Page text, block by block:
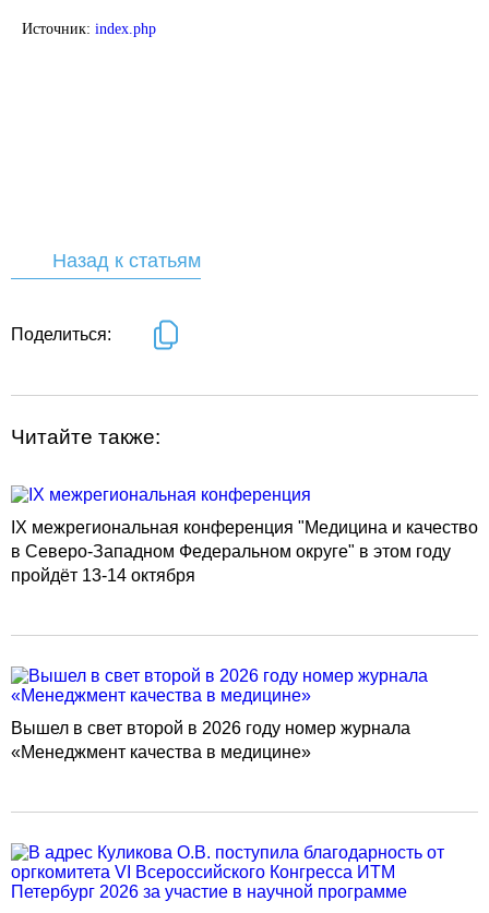
Источник: index.php
Назад к статьям
Поделиться:
Читайте также:
IX межрегиональная конференция "Медицина и качество
в Северо-Западном Федеральном округе" в этом году
пройдёт 13-14 октября
Вышел в свет второй в 2026 году номер журнала
«Менеджмент качества в медицине»